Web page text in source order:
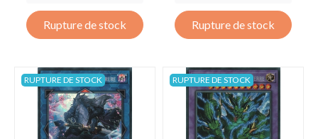
Rupture de stock Rupture de stock
RUPTURE DE STOCK RUPTURE DE STOCK